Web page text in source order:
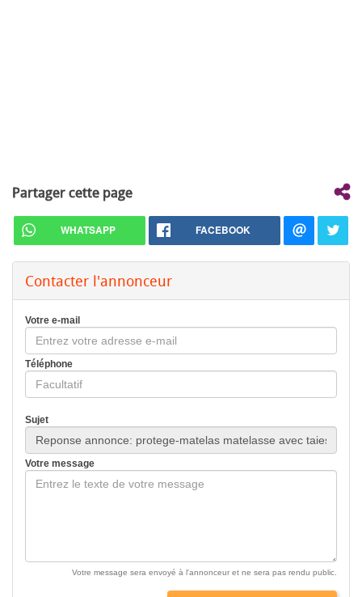
Partager cette page
WHATSAPP FACEBOOK
Contacter l'annonceur
Votre e-mail
Téléphone
Sujet
Votre message
Votre message sera envoyé à l'annonceur et ne sera pas rendu public.